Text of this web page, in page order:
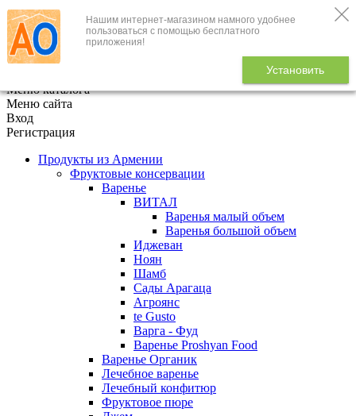
Нашим интернет-магазином намного удобнее
пользоваться с помощью бесплатного
приложения!
Установить
+7 (495) 646-888-1
В корзине
Меню каталога
Меню сайта
Вход
Регистрация
Продукты из Армении
Фруктовые консервации
Варенье
ВИТАЛ
Варенья малый объем
Варенья большой объем
Иджеван
Ноян
Шамб
Сады Арагаца
Агроянс
te Gusto
Варга - Фуд
Варенье Proshyan Food
Варенье Органик
Лечебное варенье
Лечебный конфитюр
Фруктовое пюре